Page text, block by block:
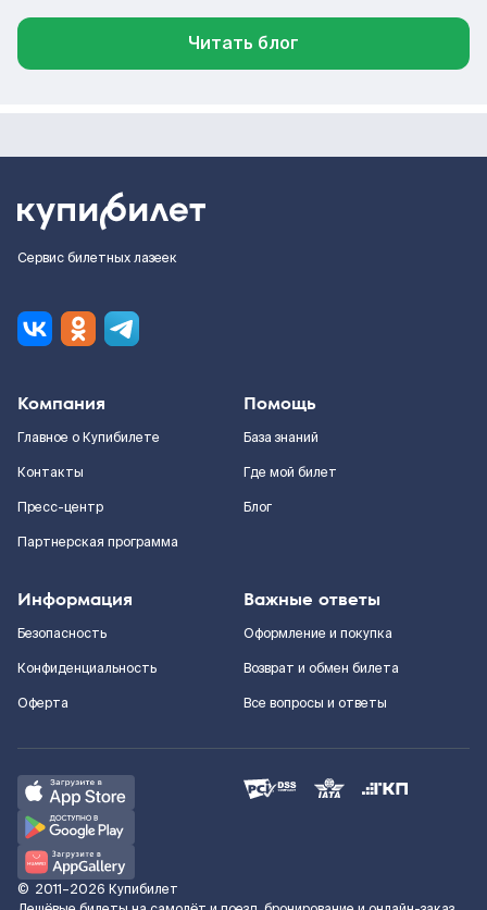
Читать блог
Сервис билетных лазеек
Компания
Главное о Купибилете
Контакты
Пресс-центр
Партнерская программа
Помощь
База знаний
Где мой билет
Блог
Информация
Безопасность
Конфиденциальность
Оферта
Важные ответы
Оформление и покупка
Возврат и обмен билета
Все вопросы и ответы
© 2011–2026 Купибилет